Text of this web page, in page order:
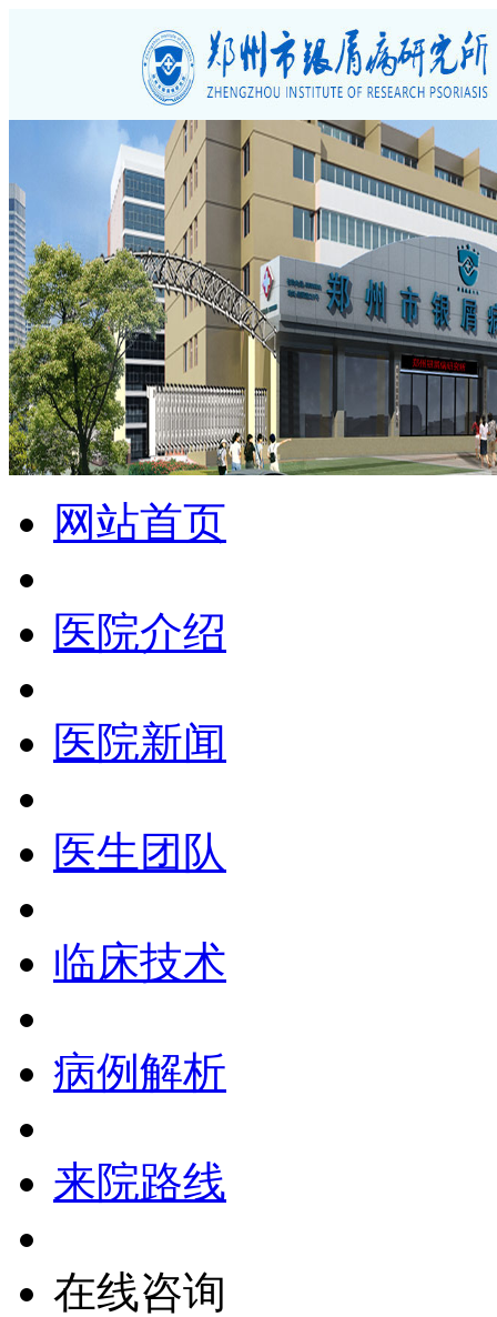
网站首页
医院介绍
医院新闻
医生团队
临床技术
病例解析
来院路线
在线咨询